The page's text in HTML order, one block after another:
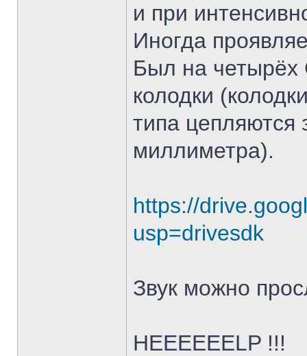
и при
Иногда
Был на четырёх
колодки
типа цепляются
миллиметра).
https://
usp=drivesdk
Звук можно
HEEEEEELP !!!